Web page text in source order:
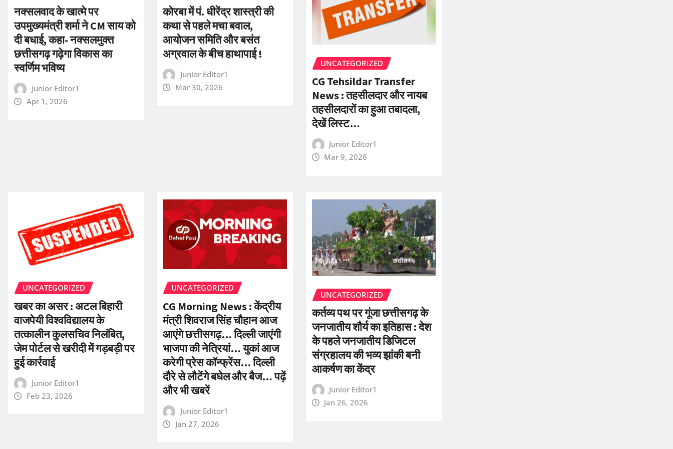
नक्सलवाद के खात्मे पर
उपमुख्यमंत्री शर्मा ने CM साय को
दी बधाई, कहा- नक्सलमुक्त
छत्तीसगढ़ गढ़ेगा विकास का
स्वर्णिम भविष्य
Junior Editor1
Apr 1, 2026
कोरबा में पं. धीरेंद्र शास्त्री की
कथा से पहले मचा बवाल,
आयोजन समिति और बसंत
अग्रवाल के बीच हाथापाई !
Junior Editor1
Mar 30, 2026
UNCATEGORIZED
CG Tehsildar Transfer
News : तहसीलदार और नायब
तहसीलदारों का हुआ तबादला,
देखें लिस्ट…
Junior Editor1
Mar 9, 2026
UNCATEGORIZED
खबर का असर : अटल बिहारी
वाजपेयी विश्वविद्यालय के
तत्कालीन कुलसचिव निलंबित,
जेम पोर्टल से खरीदी में गड़बड़ी पर
हुई कार्रवाई
Junior Editor1
Feb 23, 2026
UNCATEGORIZED
CG Morning News : केंद्रीय
मंत्री शिवराज सिंह चौहान आज
आएंगे छत्तीसगढ़… दिल्ली जाएंगी
भाजपा की नेत्रियां… युकां आज
करेगी प्रेस कॉन्फ्रेंस… दिल्ली
दौरे से लौटेंगे बघेल और बैज… पढ़ें
और भी खबरें
Junior Editor1
Jan 27, 2026
UNCATEGORIZED
कर्तव्य पथ पर गूंजा छत्तीसगढ़ के
जनजातीय शौर्य का इतिहास : देश
के पहले जनजातीय डिजिटल
संग्रहालय की भव्य झांकी बनी
आकर्षण का केंद्र
Junior Editor1
Jan 26, 2026